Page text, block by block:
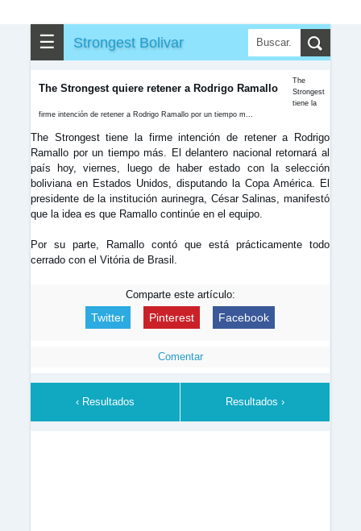
☰ Strongest Bolivar
The Strongest quiere retener a Rodrigo Ramallo
The
Strongest
tiene la
firme intención de retener a Rodrigo Ramallo por un tiempo m...
The Strongest tiene la firme intención de retener a Rodrigo
Ramallo por un tiempo más. El delantero nacional retornará al
país hoy, viernes, luego de haber estado con la selección
boliviana en Estados Unidos, disputando la Copa América. El
presidente de la institución aurinegra, César Salinas, manifestó
que la idea es que Ramallo continúe en el equipo.
Por su parte, Ramallo contó que está prácticamente todo
cerrado con el Vitória de Brasil.
Comparte este artículo:
Twitter Pinterest Facebook
Comentar
‹ Resultados Resultados ›
Partidos
Otros